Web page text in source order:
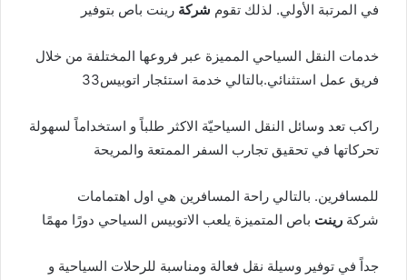
في المرتبة الأولي. لذلك تقوم شركة رينت باص بتوفير
خدمات النقل السياحي المميزة عبر فروعها المختلفة من خلال
فريق عمل استثنائي.بالتالي خدمة استئجار اتوبيس33
راكب تعد وسائل النقل السياحيّة الاكثر طلباً و استخداماً لسهولة
تحركاتها في تحقيق تجارب السفر الممتعة والمريحة
للمسافرين. بالتالي راحة المسافرين هي اول اهتمامات
شركة رينت باص المتميزة يلعب الاتوبيس السياحي دورًا مهمًا
جداً في توفير وسيلة نقل فعالة ومناسبة للرحلات السياحية و